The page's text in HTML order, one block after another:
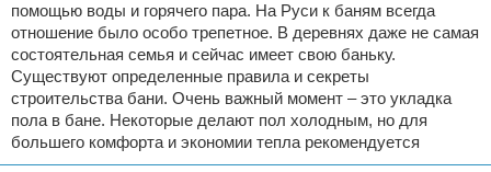
помощью воды и горячего пара. На Руси к баням всегда
отношение было особо трепетное. В деревнях даже не самая
состоятельная семья и сейчас имеет свою баньку.
Существуют определенные правила и секреты
строительства бани. Очень важный момент – это укладка
пола в бане. Некоторые делают пол холодным, но для
большего комфорта и экономии тепла рекомендуется